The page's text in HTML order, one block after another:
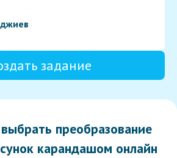
задание
преобразование
карандашом онлайн